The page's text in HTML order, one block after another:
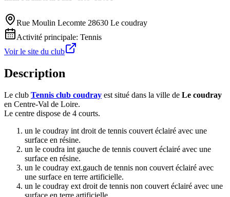
Rue Moulin Lecomte 28630 Le coudray
Activité principale: Tennis
Voir le site du club
Description
Le club Tennis club coudray est situé dans la ville de Le coudray
en Centre-Val de Loire.
Le centre dispose de 4 courts.
un le coudray int droit de tennis couvert éclairé avec une
surface en résine.
un le coudra int gauche de tennis couvert éclairé avec une
surface en résine.
un le coudray ext.gauch de tennis non couvert éclairé avec
une surface en terre artificielle.
un le coudray ext droit de tennis non couvert éclairé avec une
surface en terre artificielle.